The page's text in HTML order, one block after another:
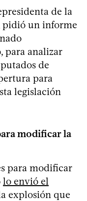
de la
pidió un informe
para analizar
de
para
legislación
modificar la
para modificar
lo envió el
explosión que